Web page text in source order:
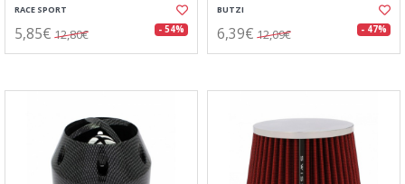
RACE SPORT
5,85€ 12,80€ - 54%
BUTZI
6,39€ 12,09€ - 47%